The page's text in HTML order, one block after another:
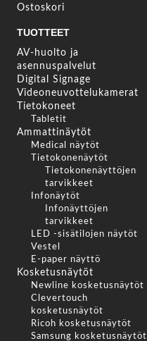
Ostoskori
TUOTTEET
AV-huolto ja
asennuspalvelut
Digital Signage
Videoneuvottelukamerat
Tietokoneet
Tabletit
Ammattinäytöt
Medical näytöt
Tietokonenäytöt
Tietokonenäyttöjen
tarvikkeet
Infonäytöt
Infonäyttöjen
tarvikkeet
LED -sisätilojen näytöt
Vestel
E-paper näyttö
Kosketusnäytöt
Newline kosketusnäytöt
Clevertouch
kosketusnäytöt
Ricoh kosketusnäytöt
Samsung kosketusnäytöt